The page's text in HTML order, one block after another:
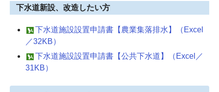
下水道新設、改造したい方
下水道施設設置申請書【農業集落排水】（Excel
／32KB）
下水道施設設置申請書【公共下水道】（Excel／
31KB）